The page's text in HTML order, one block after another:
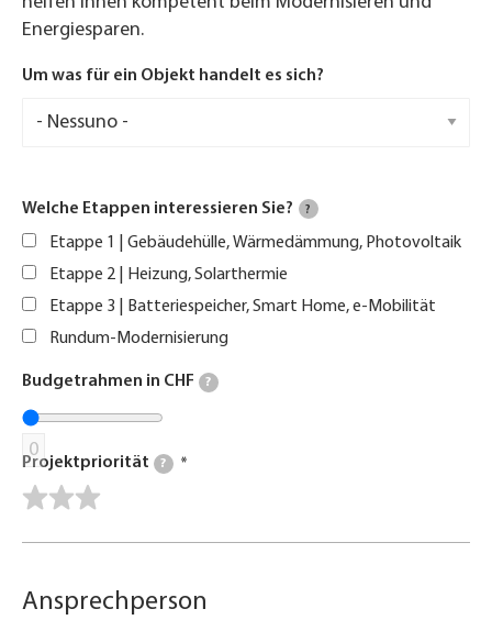
Energiesparen.
Um was für ein Objekt handelt es sich?
Welche Etappen interessieren Sie? ?
Etappe 1 | Gebäudehülle, Wärmedämmung, Photovoltaik
Etappe 2 | Heizung, Solarthermie
Etappe 3 | Batteriespeicher, Smart Home, e-Mobilität
Rundum-Modernisierung
Budgetrahmen in CHF ?
0
Projektpriorität ?
Ansprechperson